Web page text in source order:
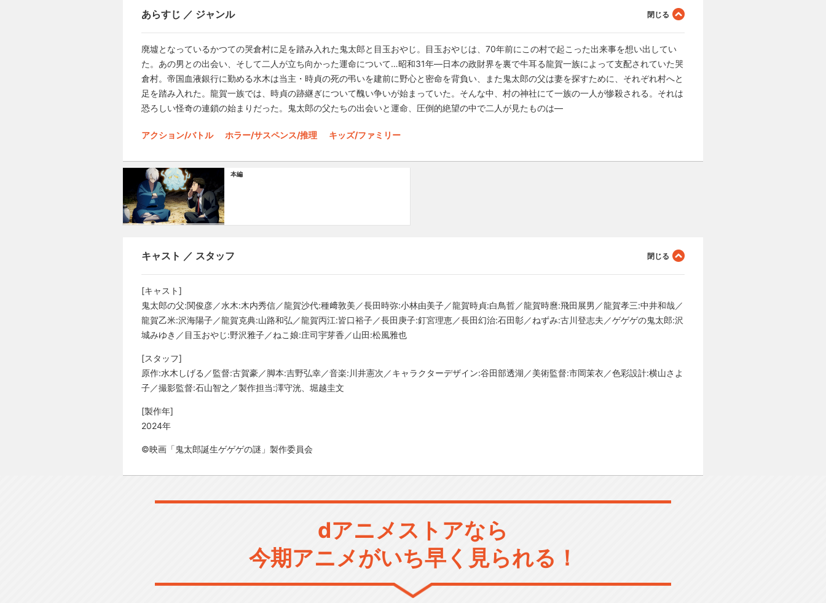
あらすじ ／ ジャンル
廃墟となっているかつての哭倉村に足を踏み入れた鬼太郎と目玉おやじ。目玉おやじは、70年前にこの村で起こった出来事を想い出してい
た。あの男との出会い、そして二人が立ち向かった運命について…昭和31年―日本の政財界を裏で牛耳る龍賀一族によって支配されていた哭
倉村。帝国血液銀行に勤める水木は当主・時貞の死の弔いを建前に野心と密命を背負い、また鬼太郎の父は妻を探すために、それぞれ村へと
足を踏み入れた。龍賀一族では、時貞の跡継ぎについて醜い争いが始まっていた。そんな中、村の神社にて一族の一人が惨殺される。それは
恐ろしい怪奇の連鎖の始まりだった。鬼太郎の父たちの出会いと運命、圧倒的絶望の中で二人が見たものは―
アクション/バトル ホラー/サスペンス/推理 キッズ/ファミリー
本編
キャスト ／ スタッフ
[キャスト]
鬼太郎の父:関俊彦／水木:木内秀信／龍賀沙代:種﨑敦美／長田時弥:小林由美子／龍賀時貞:白鳥哲／龍賀時麿:飛田展男／龍賀孝三:中井和哉／
龍賀乙米:沢海陽子／龍賀克典:山路和弘／龍賀丙江:皆口裕子／長田庚子:釘宮理恵／長田幻治:石田彰／ねずみ:古川登志夫／ゲゲゲの鬼太郎:沢
城みゆき／目玉おやじ:野沢雅子／ねこ娘:庄司宇芽香／山田:松風雅也
[スタッフ]
原作:水木しげる／監督:古賀豪／脚本:吉野弘幸／音楽:川井憲次／キャラクターデザイン:谷田部透湖／美術監督:市岡茉衣／色彩設計:横山さよ
子／撮影監督:石山智之／製作担当:澤守洸、堀越圭文
[製作年]
2024年
©映画「鬼太郎誕生ゲゲゲの謎」製作委員会
dアニメストアなら
今期アニメがいち早く見られる！